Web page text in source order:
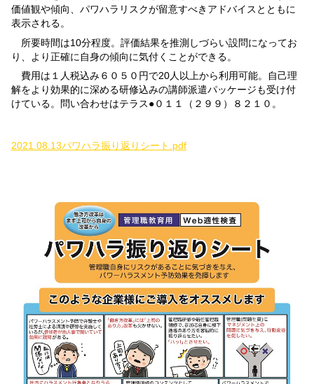
価値観や傾向、パワハラリスクが留意すべきアドバイスとともに
表示される。
所要時間は10分程度。評価結果を推測しづらい設問になってお
り、より正確に自身の傾向に気付くことができる。
費用は１人税込み６０５０円で20人以上から利用可能。自己理
解をより効果的に深める研修込みの講師派遣パッケージも受け付
けている。問い合わせはテラス●０１１（２９９）８２１０。
2021.08.13パワハラ振り返りシート.pdf